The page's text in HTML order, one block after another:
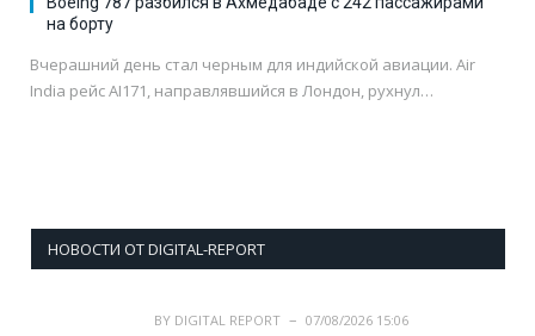
на борту
Вчерашний день стал черным для индийской авиации. Air
India рейс AI171, направлявшийся в Лондон, рухнул…
НОВОСТИ ОТ DIGITAL-REPORT
BY DIGITAL REPORT
07/08/2026 15:06